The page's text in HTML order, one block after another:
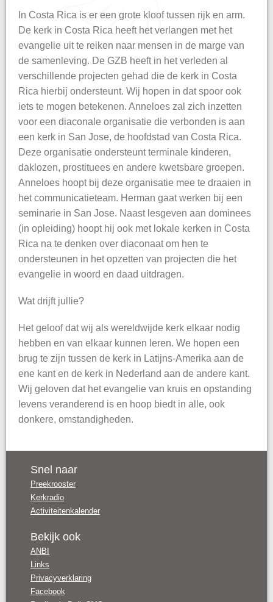
In Costa Rica is er een grote kloof tussen rijk en arm.
De kerk in Costa Rica heeft het verlangen met het
evangelie uit te reiken naar mensen in de marge van
de samenleving. De GZB heeft in het verleden al
verschillende projecten gehad die de kerk in Costa
Rica hierbij ondersteunt. Wij hopen in dat spoor ook
iets te mogen betekenen. Anneloes zal zich inzetten
voor een diaconale organisatie die verbonden is aan
een kerk in San Jose, de hoofdstad van Costa Rica.
Deze organisatie ondersteunt terminale kinderen,
daklozen, prostituees en andere kwetsbare groepen.
Anneloes hoopt bij deze organisatie mee te draaien in
het communicatieteam. Herman gaat werken bij een
seminarie in San Jose. Naast lesgeven aan dominees
(in opleiding) hoopt hij ook met lokale kerken in Costa
Rica na te denken over diaconaat om hen te
ondersteunen in het opzetten van projecten die het
evangelie in woord en daad uitdragen.
Wat drijft jullie?
Het geloof dat wij als wereldwijde kerk elkaar nodig
hebben en van elkaar kunnen leren. We hopen een
brug te zijn tussen de kerk in Latijns-Amerika aan de
ene kant en de kerk in Nederland aan de andere kant.
Wij geloven dat het evangelie van kruis en opstanding
levens veranderend is en hoop biedt in alle, ook
donkere, omstandigheden.
Snel naar
Preekrooster
Kerkradio
Activiteitenkalender
Bekijk ook
ANBI
Links
Privacyverklaring
Facebook